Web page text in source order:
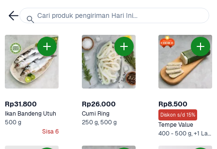
Rp31.800
Ikan Bandeng Utuh
500 g
Sisa 6
Rp26.000
Cumi Ring
250 g, 500 g
Rp8.500
Diskon s/d 15%
Tempe Value
400 - 500 g, +1 Lainnya
Cari produk pengiriman Hari Ini...